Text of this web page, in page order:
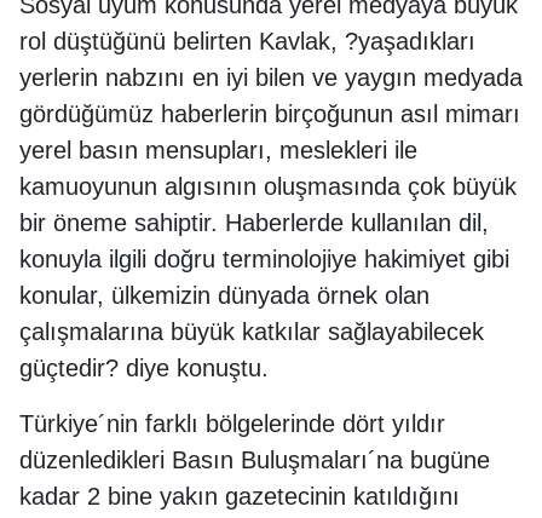
rol düştüğünü belirten Kavlak, ?yaşadıkları
yerlerin nabzını en iyi bilen ve yaygın medyada
gördüğümüz haberlerin birçoğunun asıl mimarı
yerel basın mensupları, meslekleri ile
kamuoyunun algısının oluşmasında çok büyük
bir öneme sahiptir. Haberlerde kullanılan dil,
konuyla ilgili doğru terminolojiye hakimiyet gibi
konular, ülkemizin dünyada örnek olan
çalışmalarına büyük katkılar sağlayabilecek
güçtedir? diye konuştu.
Türkiye´nin farklı bölgelerinde dört yıldır
düzenledikleri Basın Buluşmaları´na bugüne
kadar 2 bine yakın gazetecinin katıldığını